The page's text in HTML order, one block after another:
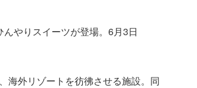
んやりスイーツが登場。6月3日
海外リゾートを彷彿させる施設。同